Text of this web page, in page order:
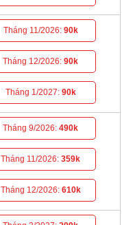
Tháng 11/2026: 90k
Tháng 12/2026:90k
Tháng 1/2027: 90k
Tháng 9/2026:490k
Tháng 11/2026:359k
Tháng 12/2026: 610k